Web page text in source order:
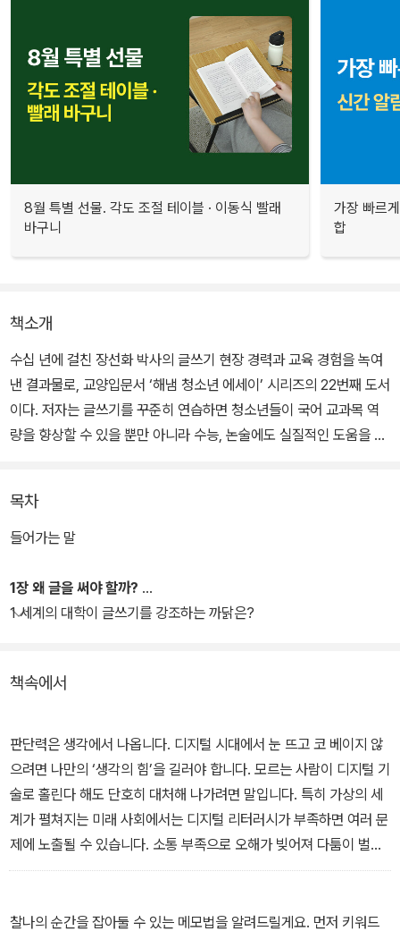
8월 특별 선물. 각도 조절 테이블 · 이동식 빨래
바구니
가장 빠르
합
책소개
수십 년에 걸친 장선화 박사의 글쓰기 현장 경력과 교육 경험을 녹여
낸 결과물로, 교양입문서 ‘해냄 청소년 에세이’ 시리즈의 22번째 도서
이다. 저자는 글쓰기를 꾸준히 연습하면 청소년들이 국어 교과목 역
량을 향상할 수 있을 뿐만 아니라 수능, 논술에도 실질적인 도움을 얻
요구되는 핵심 역량이기도 하다.
을 저자가 동행하며 섬세하고 친절한 언어로 ‘잘 쓰는 팁’을 속속들이
일러준다. 1장에서는 글쓰기의 필요성을 피력하며 디지털 미디어 시
에 알아두면 좋을 이론을 소개한다.
3장에서는 구상하기부터 개요 짜기, 자료 조사하기, 첫 문장 쓰기를
비롯한 내용 전개하기, 마무리, 퇴고까지 전 단계에 걸친 실전 글쓰기
방법을 안내한다. 4장에서는 수필, 서평, 기사, 인터뷰, 자기소개서,
논술과 같은 청소년들이 자주 접하는 다양한 종류의 글을 소개하고
글의 성격과 양식에 걸맞은 구체적인 요령을 전수한다.
목차
들어가는 말
1장 왜 글을 써야 할까?
1 세계의 대학이 글쓰기를 강조하는 까닭은?
책속에서
판단력은 생각에서 나옵니다. 디지털 시대에서 눈 뜨고 코 베이지 않
으려면 나만의 ‘생각의 힘’을 길러야 합니다. 모르는 사람이 디지털 기
술로 홀린다 해도 단호히 대처해 나가려면 말입니다. 특히 가상의 세
계가 펼쳐지는 미래 사회에서는 디지털 리터러시가 부족하면 여러 문
제에 노출될 수 있습니다. 소통 부족으로 오해가 빚어져 다툼이 벌어
지거나 판단에 장애를 겪거나 금융 사기를 당할 수도 있습니다. 정보
우가 더 늘어나는데 상대방이 보낸 문자를 이해하지 못해 실수를 저
찰나의 순간을 잡아둘 수 있는 메모법을 알려드릴게요. 먼저 키워드